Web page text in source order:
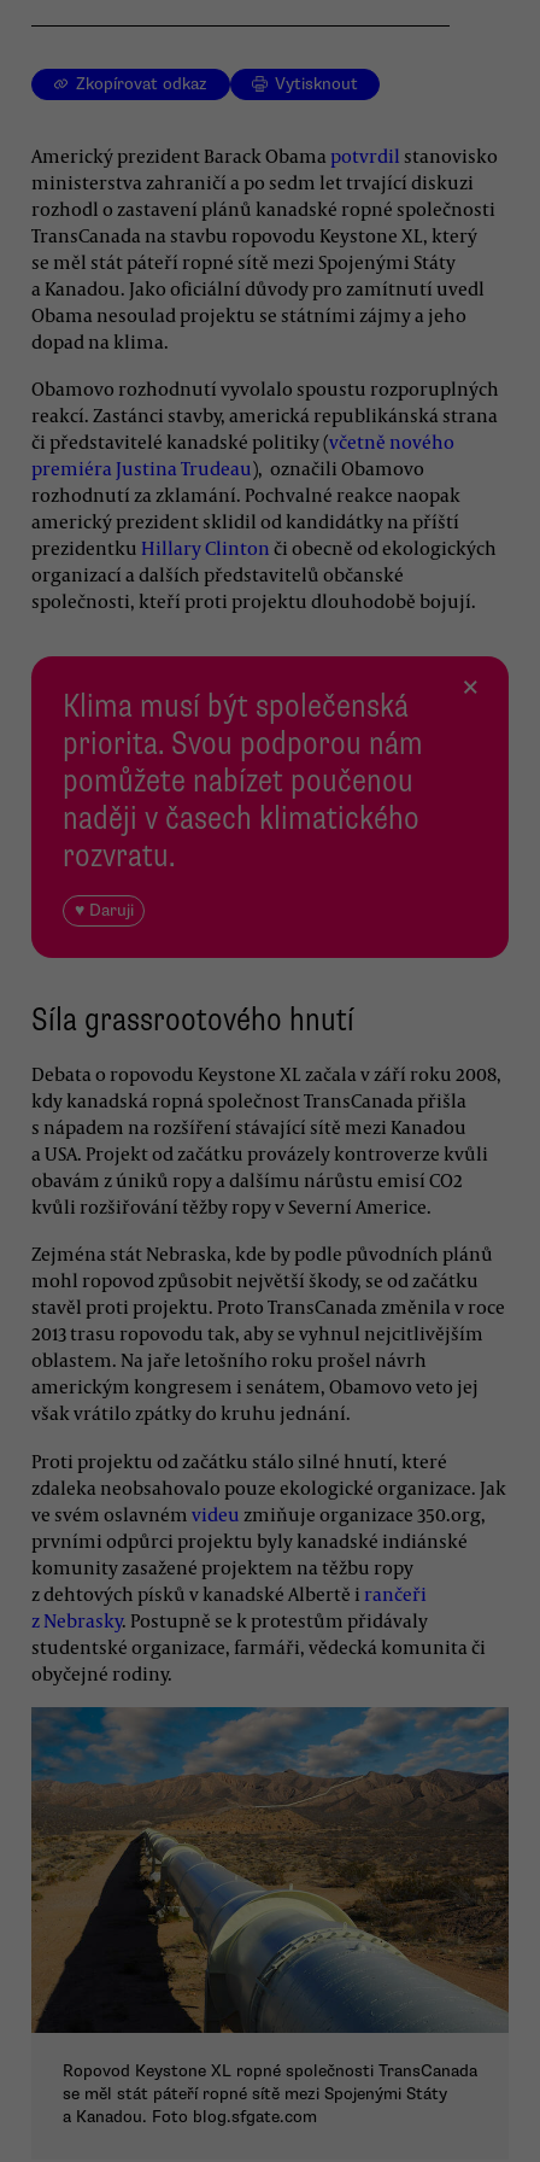
Zkopírovat odkaz Vytisknout
Americký prezident Barack Obama potvrdil stanovisko
ministerstva zahraničí a po sedm let trvající diskuzi
rozhodl o zastavení plánů kanadské ropné společnosti
TransCanada na stavbu ropovodu Keystone XL, který
se měl stát páteří ropné sítě mezi Spojenými Státy
a Kanadou. Jako oficiální důvody pro zamítnutí uvedl
Obama nesoulad projektu se státními zájmy a jeho
dopad na klima.
Obamovo rozhodnutí vyvolalo spoustu rozporuplných
reakcí. Zastánci stavby, americká republikánská strana
či představitelé kanadské politiky (včetně nového
premiéra Justina Trudeau), označili Obamovo
rozhodnutí za zklamání. Pochvalné reakce naopak
americký prezident sklidil od kandidátky na příští
prezidentku Hillary Clinton či obecně od ekologických
organizací a dalších představitelů občanské
společnosti, kteří proti projektu dlouhodobě bojují.
Klima musí být společenská
priorita. Svou podporou nám
pomůžete nabízet poučenou
naději v časech klimatického
rozvratu.
♥ Daruji
×
Síla grassrootového hnutí
Debata o ropovodu Keystone XL začala v září roku 2008,
kdy kanadská ropná společnost TransCanada přišla
s nápadem na rozšíření stávající sítě mezi Kanadou
a USA. Projekt od začátku provázely kontroverze kvůli
obavám z úniků ropy a dalšímu nárůstu emisí CO2
kvůli rozšiřování těžby ropy v Severní Americe.
Zejména stát Nebraska, kde by podle původních plánů
mohl ropovod způsobit největší škody, se od začátku
stavěl proti projektu. Proto TransCanada změnila v roce
2013 trasu ropovodu tak, aby se vyhnul nejcitlivějším
oblastem. Na jaře letošního roku prošel návrh
americkým kongresem i senátem, Obamovo veto jej
však vrátilo zpátky do kruhu jednání.
Proti projektu od začátku stálo silné hnutí, které
zdaleka neobsahovalo pouze ekologické organizace. Jak
ve svém oslavném videu zmiňuje organizace 350.org,
prvními odpůrci projektu byly kanadské indiánské
komunity zasažené projektem na těžbu ropy
z dehtových písků v kanadské Albertě i rančeři
z Nebrasky. Postupně se k protestům přidávaly
studentské organizace, farmáři, vědecká komunita či
obyčejné rodiny.
Ropovod Keystone XL ropné společnosti TransCanada
se měl stát páteří ropné sítě mezi Spojenými Státy
a Kanadou. Foto blog.sfgate.com